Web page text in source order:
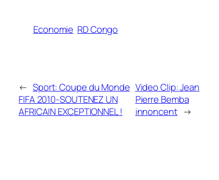
Economie RD Congo
← Sport: Coupe du Monde
FIFA 2010-SOUTENEZ UN
AFRICAIN EXCEPTIONNEL !
Video Clip: Jean
Pierre Bemba
innoncent →